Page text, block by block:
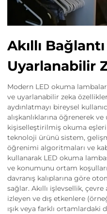
Akıllı
Uyarlanabilir
Modern LED okuma
ve uyarlanabilir zeka
aydınlatmayı bireysel
alışkanlıklarına öğrenerek
kişiselleştirilmiş okuma
teknoloji ürünü sistem,
öğrenimi algoritmaları ve
kullanarak LED okuma
ve konumunu ortam
davranış kalıplarına göre
sağlar. Akıllı işlevsellik,
izleyen ve dış etkenlere
ışık veya farklı ortamlardaki